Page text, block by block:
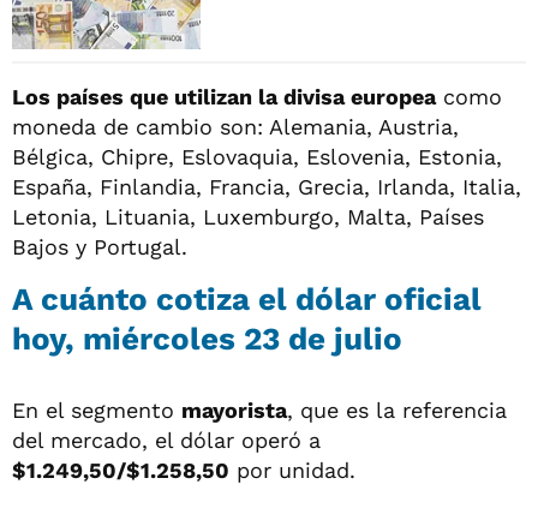
Los países que utilizan la divisa europeacomo
moneda de cambio son: Alemania, Austria,
Bélgica, Chipre, Eslovaquia, Eslovenia, Estonia,
España, Finlandia, Francia, Grecia, Irlanda, Italia,
Letonia, Lituania, Luxemburgo, Malta, Países
Bajos y Portugal.
A cuánto cotiza el dólar oficial
hoy, miércoles 23 de julio
En el segmento mayorista, que es la referencia
del mercado, el dólar operó a
$1.249,50/$1.258,50 por unidad.